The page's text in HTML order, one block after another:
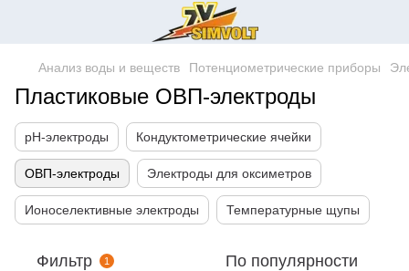
Анализ воды и веществ Потенциометрические приборы
Пластиковые ОВП-электроды
pH-электроды Кондуктометрические ячейки
ОВП-электроды Электроды для оксиметров
Ионоселективные электроды Температурные щупы
Фильтр 1 По популярности